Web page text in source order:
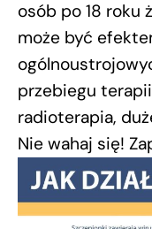
osób po 18 roku
może być
przebiegu
radioterapia,
Nie wahaj się!